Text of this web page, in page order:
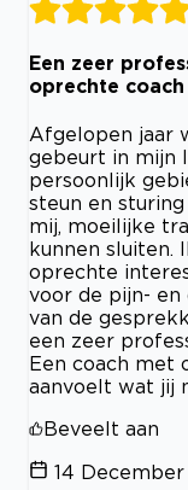
Een zeer
oprechte
Afgelopen jaar
gebeurt in mijn
persoonlijk
steun en
mij, moeilijke
kunnen sluiten.
oprechte
voor de pijn-
van de
een zeer
Een coach met
aanvoelt wat jij
Beveelt aan
14 December